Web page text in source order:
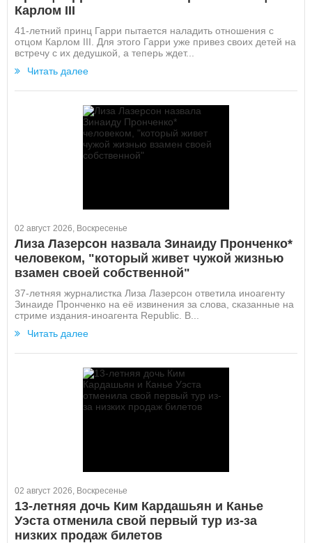
Карлом III
41-летний принц Гарри пытается наладить отношения с
отцом Карлом III. Для этого Гарри уже привез своих детей на
встречу с их дедушкой, а теперь ждет...
Читать далее
02 август 2026, Воскресенье
Лиза Лазерсон назвала Зинаиду Пронченко*
человеком, "который живет чужой жизнью
взамен своей собственной"
37-летняя журналистка Лиза Лазерсон ответила иноагенту
Зинаиде Пронченко на её извинения за слова, сказанные на
стриме издания-иноагента Republic. В...
Читать далее
02 август 2026, Воскресенье
13-летняя дочь Ким Кардашьян и Канье
Уэста отменила свой первый тур из-за
низких продаж билетов